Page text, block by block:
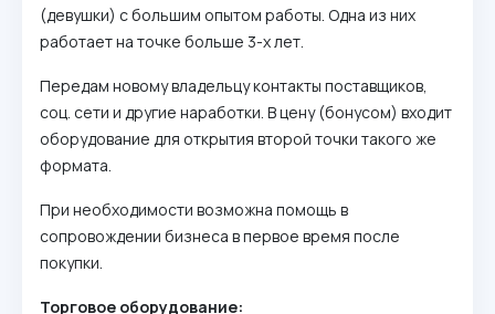
(девушки) с большим опытом работы. Одна из них
работает на точке больше 3-х лет.
Передам новому владельцу контакты поставщиков,
соц. сети и другие наработки. В цену (бонусом) входит
оборудование для открытия второй точки такого же
формата.
При необходимости возможна помощь в
сопровождении бизнеса в первое время после
покупки.
Торговое оборудование: